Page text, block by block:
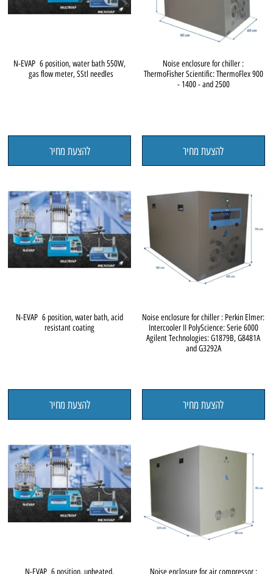
Noise enclosure for chiller :
ThermoFisher Scientific: ThermoFlex 900
- 1400 - and 2500
להצעת מחיר
N-EVAP 6 position, water bath 550W,
gas flow meter, SStl needles
להצעת מחיר
Noise enclosure for chiller : Perkin Elmer:
Intercooler II PolyScience: Serie 6000
Agilent Technologies: G1879B, G8481A
and G3292A
להצעת מחיר
N-EVAP 6 position, water bath, acid
resistant coating
להצעת מחיר
Noise enclosure for air compressor :
N-EVAP 6 position, unheated,